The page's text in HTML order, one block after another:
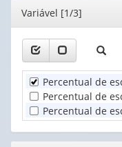
valor):
Unidade
Territorial
(1)
à
(1)
Editor
Variável [1/3]
Percentual de
Percentual de
Percentual de